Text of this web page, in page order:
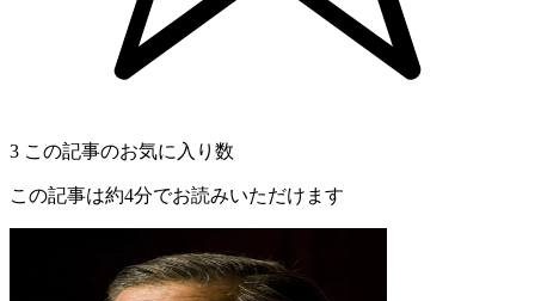
3 この記事のお気に入り数
この記事は約4分でお読みいただけます